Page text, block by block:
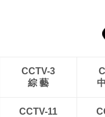
CCTV-3
綜 藝
CCTV-11